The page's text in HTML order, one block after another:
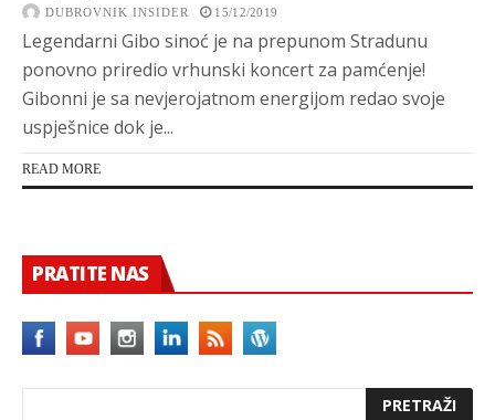
DUBROVNIK INSIDER 15/12/2019
Legendarni Gibo sinoć je na prepunom Stradunu
ponovno priredio vrhunski koncert za pamćenje!
Gibonni je sa nevjerojatnom energijom redao svoje
uspješnice dok je...
READ MORE
PRATITE NAS